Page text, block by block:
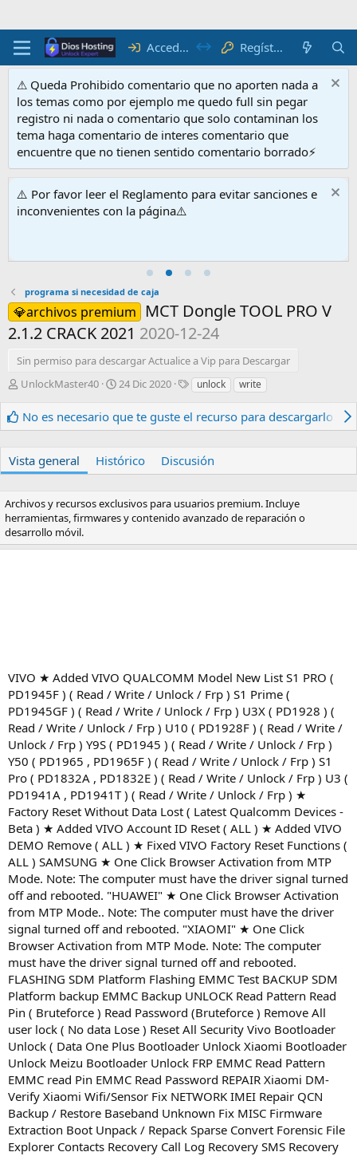
Acceder Regístrate
⚠ Queda Prohibido comentario que no aporten nada a
los temas como por ejemplo me quedo full sin pegar
registro ni nada o comentario que solo contaminan los
tema haga comentario de interes comentario que
encuentre que no tienen sentido comentario borrado⚡
⚠️ Por favor leer el Reglamento para evitar sanciones e
inconvenientes con la página⚠️
programa si necesidad de caja
💎archivos premium
MCT Dongle TOOL PRO V
2.1.2 CRACK 2021 2020-12-24
Sin permiso para descargar Actualice a Vip para Descargar
A
t
UnlockMaster40
F
c
h
d
e
c
24 Dic 2020
E
i
t
unlock write
No es necesario que te guste el recurso para descargarlo.
Vista general Histórico Discusión
Archivos y recursos exclusivos para usuarios premium. Incluye
herramientas, firmwares y contenido avanzado de reparación o
desarrollo móvil.
VIVO ★ Added VIVO QUALCOMM Model New List S1 PRO (
PD1945F ) ( Read / Write / Unlock / Frp ) S1 Prime (
PD1945GF ) ( Read / Write / Unlock / Frp ) U3X ( PD1928 ) (
Read / Write / Unlock / Frp ) U10 ( PD1928F ) ( Read / Write /
Unlock / Frp ) Y9S ( PD1945 ) ( Read / Write / Unlock / Frp )
Y50 ( PD1965 , PD1965F ) ( Read / Write / Unlock / Frp ) S1
Pro ( PD1832A , PD1832E ) ( Read / Write / Unlock / Frp ) U3 (
PD1941A , PD1941T ) ( Read / Write / Unlock / Frp ) ★
Factory Reset Without Data Lost ( Latest Qualcomm Devices -
Beta ) ★ Added VIVO Account ID Reset ( ALL ) ★ Added VIVO
DEMO Remove ( ALL ) ★ Fixed VIVO Factory Reset Functions (
ALL ) SAMSUNG ★ One Click Browser Activation from MTP
Mode. Note: The computer must have the driver signal turned
off and rebooted. "HUAWEI" ★ One Click Browser Activation
from MTP Mode.. Note: The computer must have the driver
signal turned off and rebooted. "XIAOMI" ★ One Click
Browser Activation from MTP Mode. Note: The computer
must have the driver signal turned off and rebooted.
FLASHING SDM Platform Flashing EMMC Test BACKUP SDM
Platform backup EMMC Backup UNLOCK Read Pattern Read
Pin ( Bruteforce ) Read Password (Bruteforce ) Remove All
user lock ( No data Lose ) Reset All Security Vivo Bootloader
Unlock ( Data One Plus Bootloader Unlock Xiaomi Bootloader
Unlock Meizu Bootloader Unlock FRP EMMC Read Pattern
EMMC read Pin EMMC Read Password REPAIR Xiaomi DM-
Verify Xiaomi Wifi/Sensor Fix NETWORK IMEI Repair QCN
Backup / Restore Baseband Unknown Fix MISC Firmware
Extraction Boot Unpack / Repack Sparse Convert Forensic File
Explorer Contacts Recovery Call Log Recovery SMS Recovery